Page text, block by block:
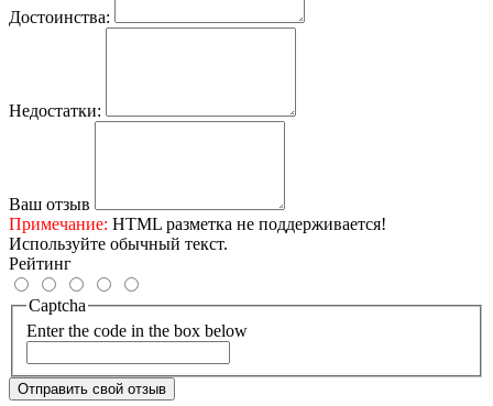
Достоинства:
Недостатки:
Ваш отзыв
Примечание: HTML разметка не поддерживается!
Используйте обычный текст.
Рейтинг
Captcha
Enter the code in the box below
Отправить свой отзыв